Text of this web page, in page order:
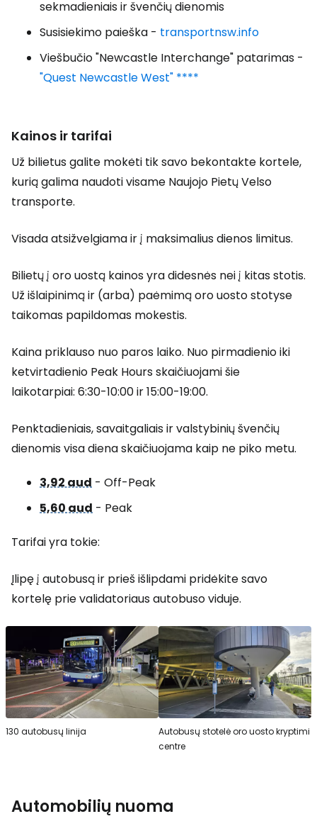
sekmadieniais ir švenčių dienomis
Susisiekimo paieška - transportnsw.info
Viešbučio "Newcastle Interchange" patarimas -
"Quest Newcastle West" ****
Kainos ir tarifai
Už bilietus galite mokėti tik savo bekontakte kortele,
kurią galima naudoti visame Naujojo Pietų Velso
transporte.
Visada atsižvelgiama ir į maksimalius dienos limitus.
Bilietų į oro uostą kainos yra didesnės nei į kitas stotis.
Už išlaipinimą ir (arba) paėmimą oro uosto stotyse
taikomas papildomas mokestis.
Kaina priklauso nuo paros laiko. Nuo pirmadienio iki
ketvirtadienio Peak Hoursskaičiuojami šie
laikotarpiai: 6:30-10:00 ir 15:00-19:00.
Penktadieniais, savaitgaliais ir valstybinių švenčių
dienomis visa diena skaičiuojama kaip ne piko metu.
3,92 aud - Off-Peak
5,60 aud - Peak
Tarifai yra tokie:
Įlipę į autobusą ir prieš išlipdami pridėkite savo
kortelę prie validatoriaus autobuso viduje.
130 autobusų linija
Autobusų stotelė oro uosto kryptimi
centre
Automobilių nuoma